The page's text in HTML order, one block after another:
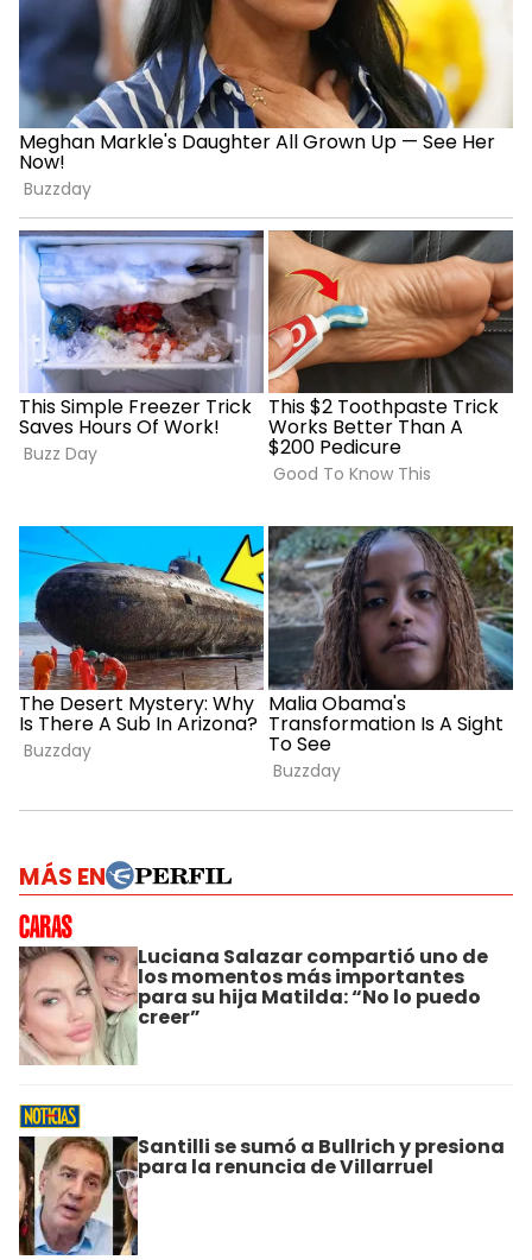
MÁS EN
Luciana Salazar compartió uno de
los momentos más importantes
para su hija Matilda: “No lo puedo
creer”
Santilli se sumó a Bullrich y presiona
para la renuncia de Villarruel